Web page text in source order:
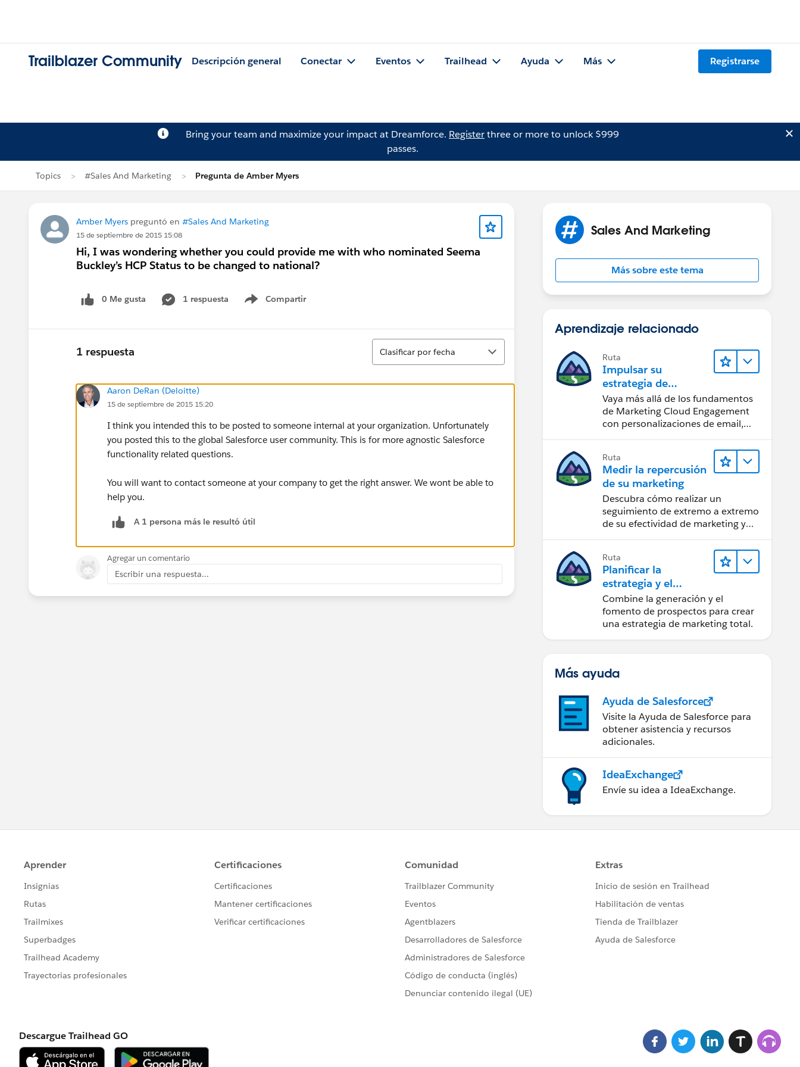
Trailblazer Community Descripción general Conectar Eventos Trailhead Ayuda Más Registrarse
Bring your team and maximize your impact at Dreamforce. Registerthree or more to unlock $999
passes.
Topics #Sales And Marketing Pregunta de Amber Myers
Amber Myers preguntó en #Sales And Marketing
15 de septiembre de 2015 15:08
Hi, I was wondering whether you could provide me with who nominated Seema
Buckley’s HCP Status to be changed to national?
0 Me gusta 1 respuesta Compartir
Show menu
1 respuesta
Ordenar
Clasificar por fecha
Aaron DeRan (Deloitte)
15 de septiembre de 2015 15:20
I think you intended this to be posted to someone internal at your organization. Unfortunately
you posted this to the global Salesforce user community. This is for more agnostic Salesforce
functionality related questions.
You will want to contact someone at your company to get the right answer. We wont be able to
help you.
A 1 persona más le resultó útil
Agregar un comentario
Escribir una respuesta...
Sales And Marketing
Más sobre este tema
Aprendizaje relacionado
Ruta
Impulsar su
estrategia de
marketing
Vaya más allá de los fundamentos
de Marketing Cloud Engagement
con personalizaciones de email,
Ruta
Medir la repercusión
de su marketing
Descubra cómo realizar un
seguimiento de extremo a extremo
de su efectividad de marketing y
Ruta
Planificar la
estrategia y el
contenido de
marketing con
Marketing Cloud
Account
Combine la generación y el
fomento de prospectos para crear
una estrategia de marketing total.
Más ayuda
Ayuda de Salesforce
Visite la Ayuda de Salesforce para
obtener asistencia y recursos
adicionales.
IdeaExchange
Envíe su idea a IdeaExchange.